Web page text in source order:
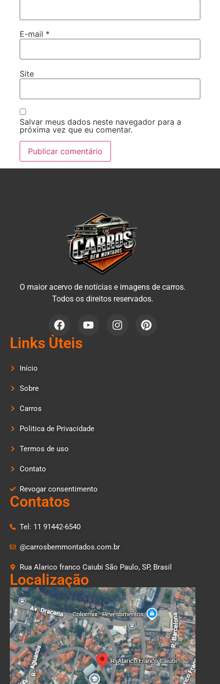
E-mail *
Site
Salvar meus dados neste navegador para a
próxima vez que eu comentar.
O maior acervo de notícias e imagens de carros.
Todos os direitos reservados.
Links Ùteis
Início
Sobre
Carros
Politica de Privacidade
Termos de uso
Contato
Revogar consentimento
Contatos
Tel: 11 91442-6540
@carrosbemmontados.com.br
Rua Alarico franco Caiubi São Paulo, SP, Brasil
Localização